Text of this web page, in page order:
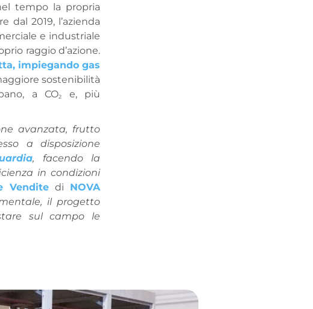
tempo la propria
dal 2019, l’azienda
e industriale
raggio d’azione.
impiegando gas
sostenibilità
a CO2
e, più
avanzata, frutto
a disposizione
, facendo la
in condizioni
Vendite di NOVA
il progetto
sul campo le